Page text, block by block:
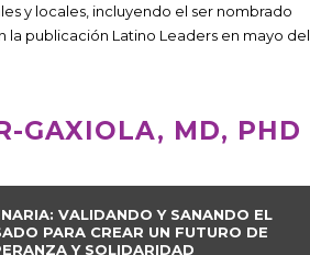
y locales, incluyendo el ser nombrado
la publicación Latino Leaders en mayo del
GAXIOLA, MD, PHD
VALIDANDO Y SANANDO EL
PARA CREAR UN FUTURO DE
Y SOLIDARIDAD